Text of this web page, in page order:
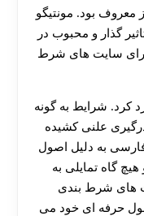
معروف بود. مونتیگو
گذار و محبوب در
سایت‌ های شرط‌
کرد. شرایط به گونه‌
علنی کشیده
به دلیل اصول
گاه تمایلی به
های شرط‌ بندی
حرفه‌ ای خود می‌